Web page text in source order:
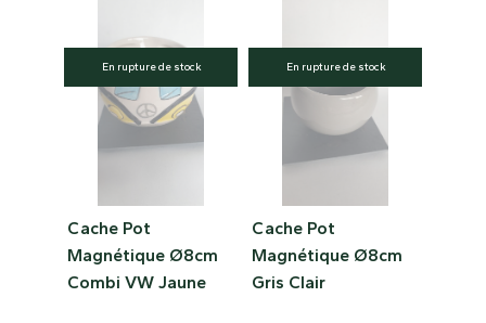
votre bureau ou tout
simplement pour offrir
en cadeau.
En rupture de stock
Cache Pot
Magnétique Ø8cm
Combi VW Jaune
En rupture de stock
Cache Pot
Magnétique Ø8cm
Gris Clair